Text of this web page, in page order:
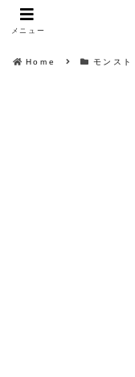
Home モンスト
メニュー